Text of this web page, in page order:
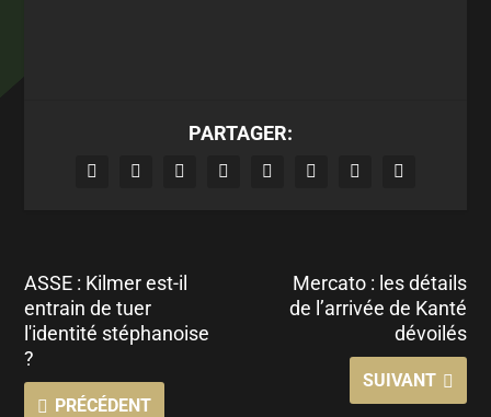
PARTAGER:
ASSE : Kilmer est-il
entrain de tuer
l'identité stéphanoise
?
PRÉCÉDENT
Mercato : les détails
de l’arrivée de Kanté
dévoilés
SUIVANT